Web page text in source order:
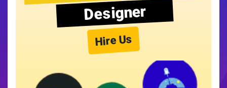
Designer
Hire Us